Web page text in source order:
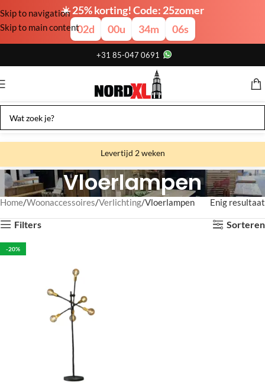
☀️ 25% korting! Code: 25zomer
02d 00u 34m 05s
Skip to navigation
Skip to main content
+31 85-047 0691
Levertijd 2 weken
Gratis verzending
Gratis afhalen
Showroom bij fabriek
Vloerlampen
Home Woonaccessoires Verlichting Vloerlampen Enig resultaat
Filters Sorteren
-20%